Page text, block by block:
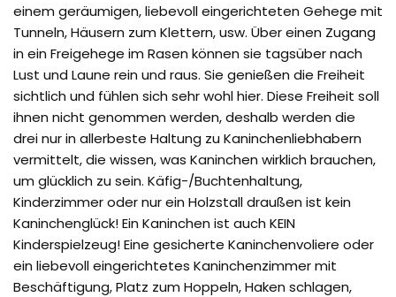
einem geräumigen, liebevoll eingerichteten Gehege mit
Tunneln, Häusern zum Klettern, usw. Über einen Zugang
in ein Freigehege im Rasen können sie tagsüber nach
Lust und Laune rein und raus. Sie genießen die Freiheit
sichtlich und fühlen sich sehr wohl hier. Diese Freiheit soll
ihnen nicht genommen werden, deshalb werden die
drei nur in allerbeste Haltung zu Kaninchenliebhabern
vermittelt, die wissen, was Kaninchen wirklich brauchen,
um glücklich zu sein. Käfig-/Buchtenhaltung,
Kinderzimmer oder nur ein Holzstall draußen ist kein
Kaninchenglück! Ein Kaninchen ist auch KEIN
Kinderspielzeug! Eine gesicherte Kaninchenvoliere oder
ein liebevoll eingerichtetes Kaninchenzimmer mit
Beschäftigung, Platz zum Hoppeln, Haken schlagen,